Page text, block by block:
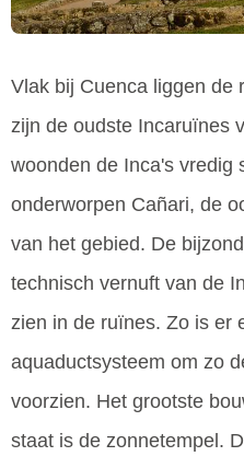
Vlak bij Cuenca liggen de
zijn de oudste Incaruïnes
woonden de Inca's vredig
onderworpen Cañari, de
van het gebied. De
technisch vernuft van de
zien in de ruïnes. Zo is er
aquaductsysteem om zo
voorzien. Het grootste
staat is de zonnetempel.